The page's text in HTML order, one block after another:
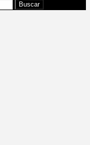
Buscar